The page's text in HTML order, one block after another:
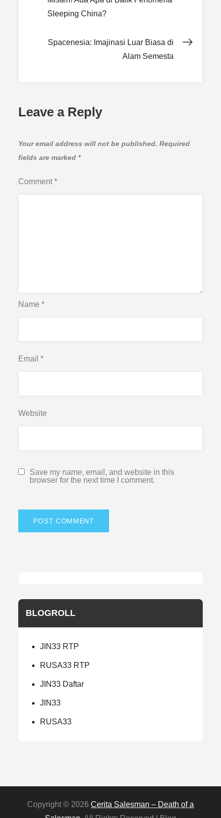
navigation
Sleeping China?
Spacenesia: Imajinasi Luar Biasa di
Alam Semesta
Leave a Reply
Your email address will not be published. Required
fields are marked *
Comment*
Name*
Email*
Website
Save my name, email, and website in this
browser for the next time I comment.
BLOGROLL
JIN33 RTP
RUSA33 RTP
JIN33 Daftar
JIN33
RUSA33
Copyright © 2026 Cerita Salesman – Death of a